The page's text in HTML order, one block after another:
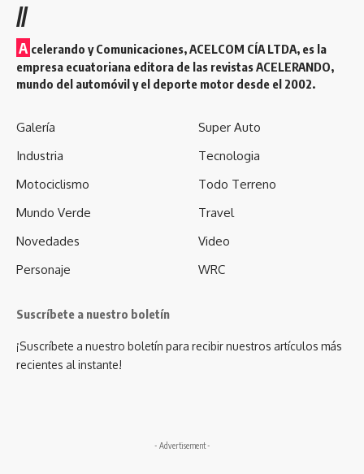
//
A celerando y Comunicaciones, ACELCOM CÍA LTDA, es la
empresa ecuatoriana editora de las revistas ACELERANDO,
mundo del automóvil y el deporte motor desde el 2002.
Galería
Industria
Motociclismo
Mundo Verde
Novedades
Personaje
Super Auto
Tecnologia
Todo Terreno
Travel
Video
WRC
Suscríbete a nuestro boletín
¡Suscríbete a nuestro boletín para recibir nuestros artículos más
recientes al instante!
- Advertisement -